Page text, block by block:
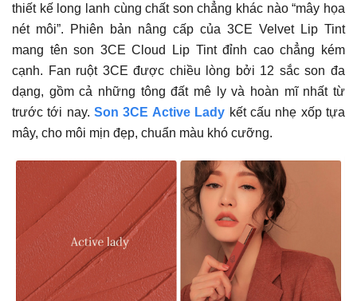
thiết kế long lanh cùng chất son chẳng khác nào “mây họa
nét môi”. Phiên bản nâng cấp của 3CE Velvet Lip Tint
mang tên son 3CE Cloud Lip Tint đỉnh cao chẳng kém
cạnh. Fan ruột 3CE được chiều lòng bởi 12 sắc son đa
dạng, gồm cả những tông đất mê ly và hoàn mĩ nhất từ
trước tới nay.Son 3CE Active Lady kết cấu nhẹ xốp tựa
mây, cho môi mịn đẹp, chuẩn màu khó cưỡng.